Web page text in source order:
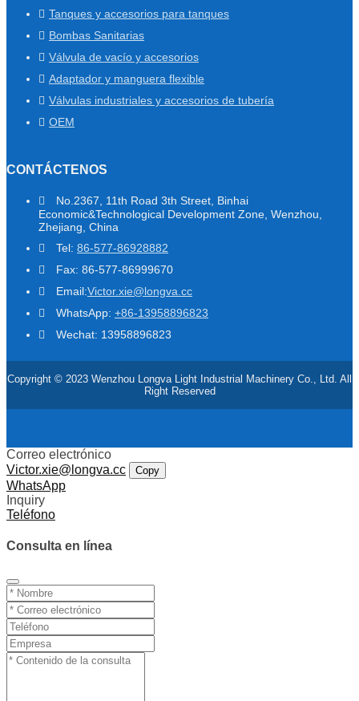
Tanques y accesorios para tanques
Bombas Sanitarias
Válvula de vacío y accesorios
Adaptador y manguera flexible
Válvulas industriales y accesorios de tubería
OEM
CONTÁCTENOS
No.2367, 11th Road 3th Street, Binhai
Economic&Technological Development Zone, Wenzhou,
Zhejiang, China
Tel: 86-577-86928882
Fax: 86-577-86999670
Email:Victor.xie@longva.cc
WhatsApp: +86-13958896823
Wechat: 13958896823
Copyright © 2023 Wenzhou Longva Light Industrial Machinery Co., Ltd. All
Right Reserved
Correo electrónico
Victor.xie@longva.cc
Copy
WhatsApp
Inquiry
Teléfono
Consulta en línea